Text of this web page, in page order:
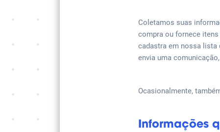
Coletamos suas
compra ou fornece
cadastra em nossa lista
envia uma
Ocasionalmente,
Informações